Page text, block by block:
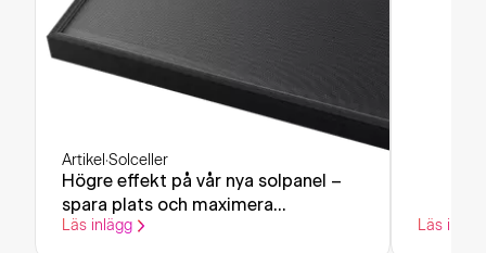
Artikel·Solceller
Högre effekt på vår nya solpanel –
spara plats och maximera
elproduktionen
Läs inlägg Läs